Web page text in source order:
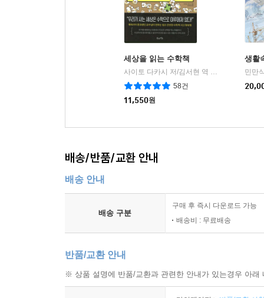
세상을 읽는 수학책
사이토 다카시 저/김서현 역 |
58건
11,550원
생활
민만
배송/반품/교환 안내
배송 안내
배송 구분
구매 후 즉시 다운로드 가능
배송비 : 무료배송
반품/교환 안내
※ 상품 설명에 반품/교환과 관련한 안내가 있는경우 아